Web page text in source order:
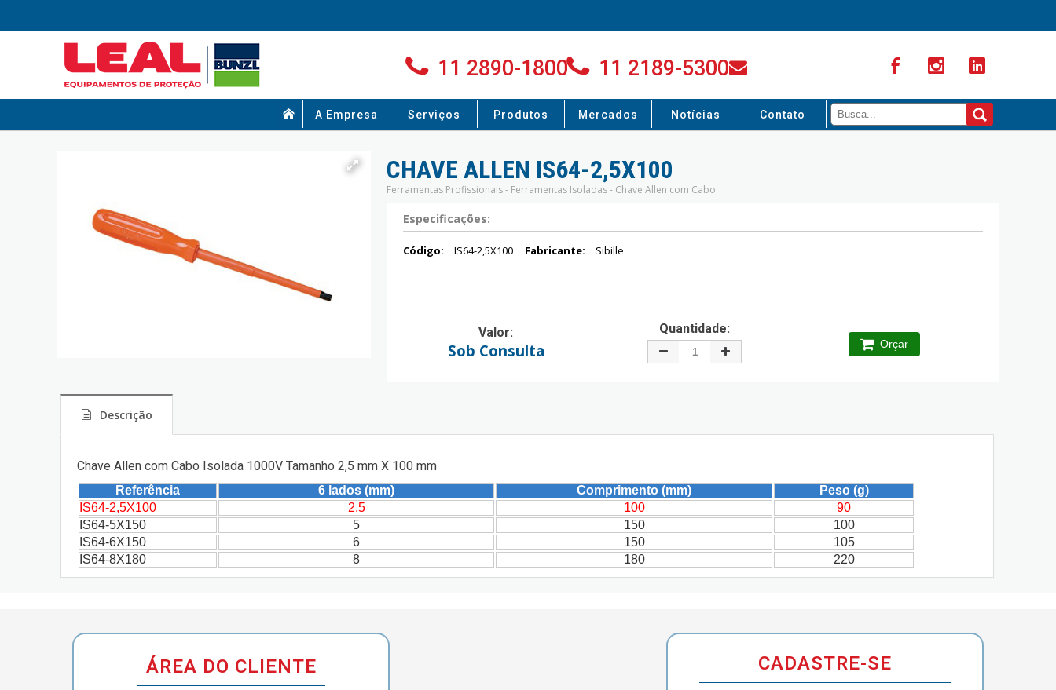
11 2890-1800 11 2189-5300
A Empresa Serviços Produtos Mercados Notícias Contato
CHAVE ALLEN IS64-2,5X100
Ferramentas Profissionais - Ferramentas Isoladas - Chave Allen com Cabo
Especificações:
Código: IS64-2,5X100 Fabricante: Sibille
Valor:
Sob Consulta
Quantidade:
Orçar
Descrição
Chave Allen com Cabo Isolada 1000V Tamanho 2,5 mm X 100 mm
Referência 6 lados (mm) Comprimento (mm)
Peso (g)
IS64-2,5X100
2,5 100
90
IS64-5X150
5 150
100
IS64-6X150
6 150
105
IS64-8X180
8 180 220
ÁREA DO CLIENTE CADASTRE-SE